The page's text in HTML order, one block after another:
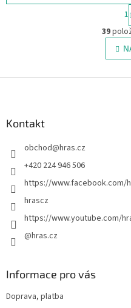
1
39
Kontakt
obchod@hras.cz
+420 224 946 506
https://www.facebook.com/
hrascz
https://www.youtube.com/
@hras.cz
Informace pro vás
Doprava, platba